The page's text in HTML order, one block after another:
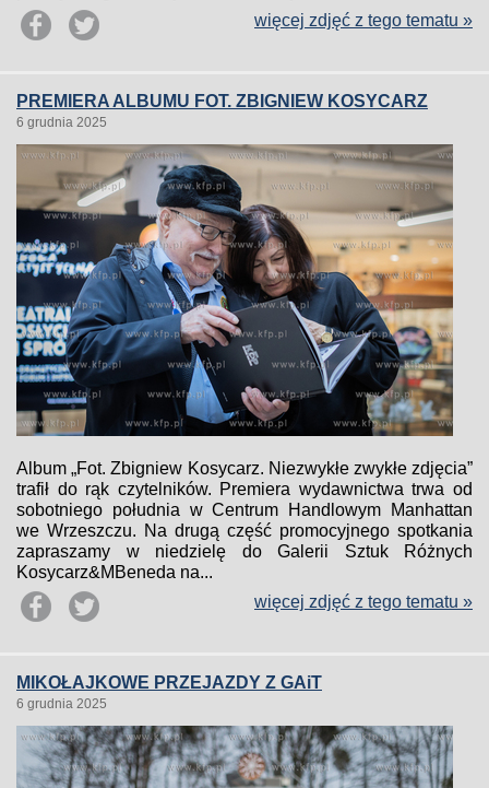
więcej zdjęć z tego tematu »
PREMIERA ALBUMU FOT. ZBIGNIEW KOSYCARZ
6 grudnia 2025
Album „Fot. Zbigniew Kosycarz. Niezwykłe zwykłe zdjęcia”
trafił do rąk czytelników. Premiera wydawnictwa trwa od
sobotniego południa w Centrum Handlowym Manhattan
we Wrzeszczu. Na drugą część promocyjnego spotkania
zapraszamy w niedzielę do Galerii Sztuk Różnych
Kosycarz&MBeneda na...
więcej zdjęć z tego tematu »
MIKOŁAJKOWE PRZEJAZDY Z GAiT
6 grudnia 2025